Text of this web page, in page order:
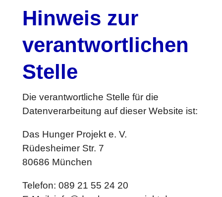
Hinweis zur
verantwortlichen
Stelle
Die verantwortliche Stelle für die
Datenverarbeitung auf dieser Website ist:
Das Hunger Projekt e. V.
Rüdesheimer Str. 7
80686 München
Telefon: 089 21 55 24 20